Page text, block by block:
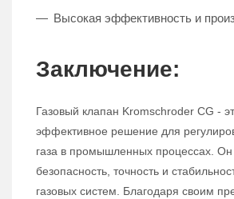
Высокая эффективность и
Заключение:
Газовый клапан Kromschroder CG -
эффективное решение для
газа в промышленных процессах. Он
безопасность, точность и
газовых систем. Благодаря своим